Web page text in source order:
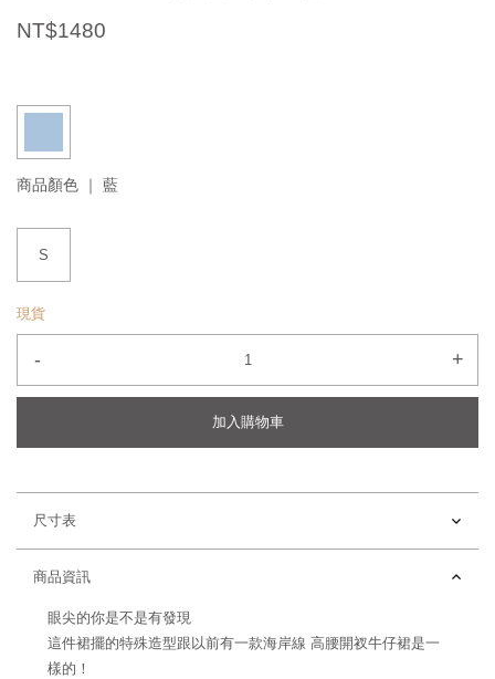
NT$1480
商品顏色 ｜ 藍
S
現貨
- +
加入購物車
尺寸表
商品資訊
眼尖的你是不是有發現
這件裙擺的特殊造型跟以前有一款海岸線 高腰開衩牛仔裙是一
樣的！